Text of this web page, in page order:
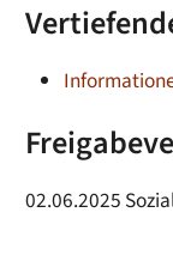
02.06.2025